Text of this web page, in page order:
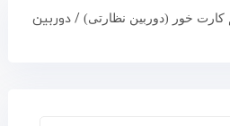
کارت خور (دوربین نظارتی)/ دوربین